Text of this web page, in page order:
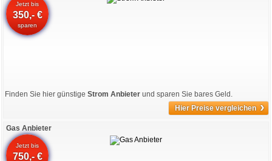
Jetzt bis
350,- €
sparen
Finden Sie hier günstige Strom Anbieter und sparen Sie bares Geld.
Hier Preise vergleichen ›
Gas Anbieter
Jetzt bis
750,- €